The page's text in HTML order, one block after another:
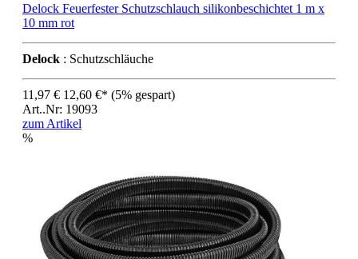
Delock Feuerfester Schutzschlauch silikonbeschichtet 1 m x
10 mm rot
Delock : Schutzschläuche
11,97 € 12,60 €* (5% gespart)
Art..Nr: 19093
zum Artikel
%